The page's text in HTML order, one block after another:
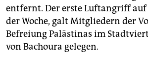
entfernt. Der erste Luftangriff
der Woche, galt Mitgliedern der
Befreiung Palästinas im
von Bachoura gelegen.